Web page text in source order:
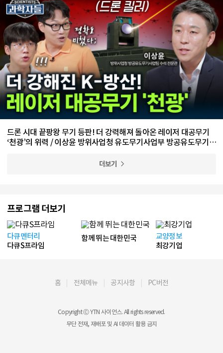
드론 시대 끝팡왕 무기 등판! 더 강력해져 돌아온 레이저 대공무기
‘천광’의 위력 / 이상윤 방위사업청 유도무기사업부 방공유도무기사
더보기
프로그램 더보기
다큐멘터리
다큐S프라임
함께 뛰는 대한민국
교양정보
최강기업
홈 전체메뉴 공지사항 PC버전
Copyright Ⓒ YTN 사이언스. All rights reserved.
무단 전재, 재배포 및 AI 데이터 활용 금지